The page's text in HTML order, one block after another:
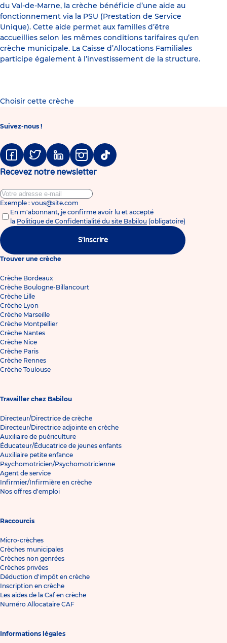
du Val-de-Marne, la crèche bénéficie d’une aide au
fonctionnement via la PSU (Prestation de Service
Unique). Cette aide permet aux familles d’être
accueillies selon les mêmes conditions tarifaires qu’en
crèche municipale. La Caisse d’Allocations Familiales
participe également à l’investissement de la structure.
Choisir cette crèche
Suivez-nous !
FacebookTwitter LinkedinInstagramTiktok
Recevez notre newsletter
Exemple : vous@site.com
En m'abonnant, je confirme avoir lu et accepté
la Politique de Confidentialité du site Babilou (obligatoire)
S'inscrire
Trouver une crèche
Crèche Bordeaux
Crèche Boulogne-Billancourt
Crèche Lille
Crèche Lyon
Crèche Marseille
Crèche Montpellier
Crèche Nantes
Crèche Nice
Crèche Paris
Crèche Rennes
Crèche Toulouse
Travailler chez Babilou
Directeur/Directrice de crèche
Directeur/Directrice adjointe en crèche
Auxiliaire de puériculture
Éducateur/Éducatrice de jeunes enfants
Auxiliaire petite enfance
Psychomotricien/Psychomotricienne
Agent de service
Infirmier/Infirmière en crèche
Nos offres d'emploi
Raccourcis
Micro-crèches
Crèches municipales
Crèches non genrées
Crèches privées
Déduction d'impôt en crèche
Inscription en crèche
Les aides de la Caf en crèche
Numéro Allocataire CAF
Informations légales